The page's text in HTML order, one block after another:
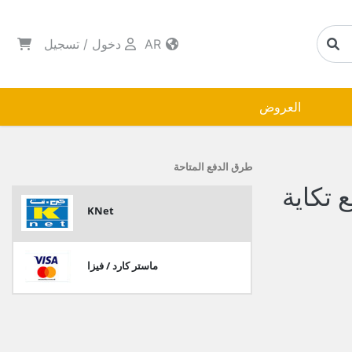
دخول / تسجيل
العروض
طرق الدفع المتاحة
KNet
ماستر كارد / فيزا